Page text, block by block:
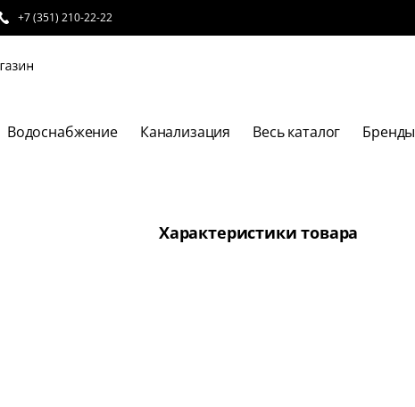
+7 (351) 210-22-22
Водоснабжение Канализация Весь каталог Бренды
Характеристики товара